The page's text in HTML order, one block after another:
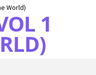
World)
1